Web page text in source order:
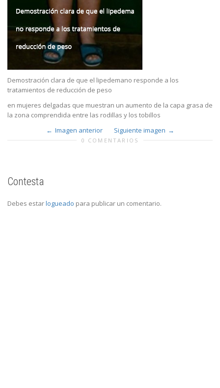
Demostración clara de que el lipedemano responde a los
tratamientos de reducción de peso
en mujeres delgadas que muestran un aumento de la capa grasa de
la zona comprendida entre las rodillas y los tobillos
Imagen anterior
Siguiente imagen
0 COMENTARIOS
Contesta
Debes estarlogueado para publicar un comentario.